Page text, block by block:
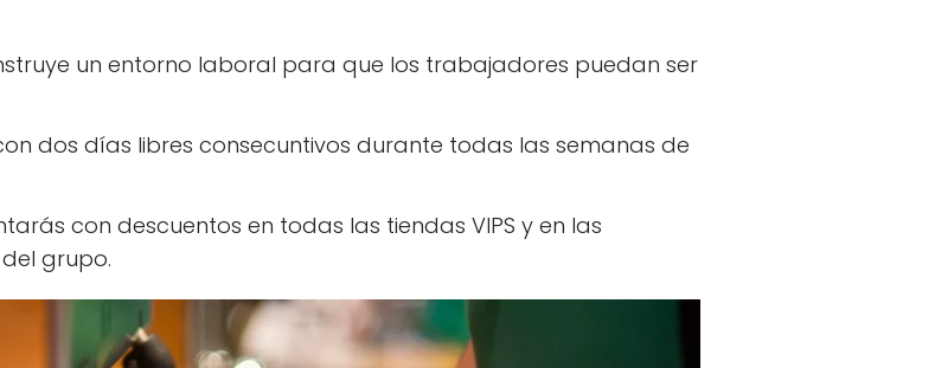
un entorno laboral para que los trabajadores puedan ser
dos días libres consecuntivos durante todas las semanas de
con descuentos en todas las tiendas VIPS y en las
grupo.